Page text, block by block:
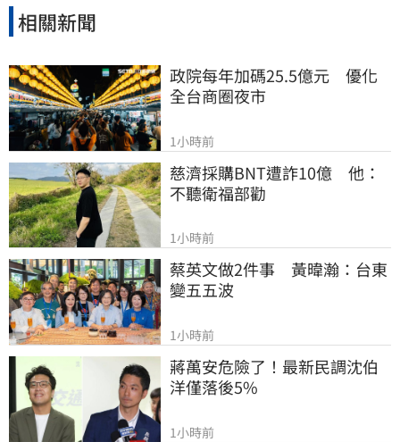
相關新聞
政院每年加碼25.5億元　優化
全台商圈夜市
1小時前
慈濟採購BNT遭詐10億　他：
不聽衛福部勸
1小時前
蔡英文做2件事　黃暐瀚：台東
變五五波
1小時前
蔣萬安危險了！最新民調沈伯
洋僅落後5%
1小時前